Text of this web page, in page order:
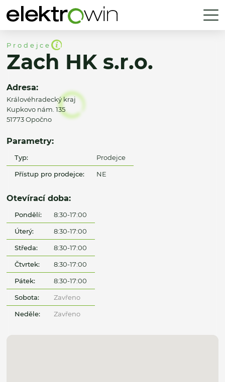
Prodejce
Zach HK s.r.o.
Adresa:
Královéhradecký kraj
Kupkovo nám. 135
51773 Opočno
Parametry:
Typ: Prodejce
Přístup pro prodejce: NE
Otevírací doba:
Pondělí: 8:30-17:00
Úterý: 8:30-17:00
Středa: 8:30-17:00
Čtvrtek: 8:30-17:00
Pátek: 8:30-17:00
Sobota: Zavřeno
Neděle: Zavřeno